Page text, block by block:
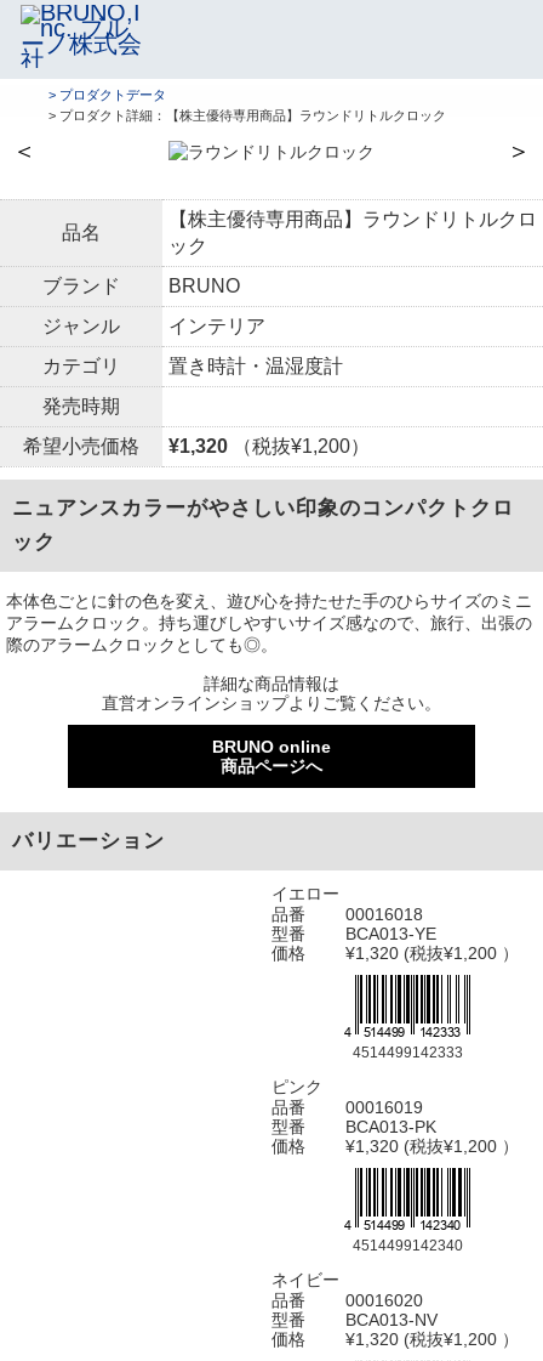
> プロダクトデータ
> プロダクト詳細：【株主優待専用商品】ラウンドリトルクロック
＜ ＞
品名
【株主優待専用商品】ラウンドリトルクロ
ック
ブランド
BRUNO
ジャンル
インテリア
カテゴリ
置き時計・温湿度計
発売時期
希望小売価格
¥1,320 （税抜¥1,200）
ニュアンスカラーがやさしい印象のコンパクトクロ
ック
本体色ごとに針の色を変え、遊び心を持たせた手のひらサイズのミニ
アラームクロック。持ち運びしやすいサイズ感なので、旅行、出張の
際のアラームクロックとしても◎。
詳細な商品情報は
直営オンラインショップよりご覧ください。
BRUNO online
商品ページへ
バリエーション
イエロー
品番
00016018
型番
BCA013-YE
価格
¥1,320 (税抜¥1,200 ）
4514499142333
ピンク
品番
00016019
型番
BCA013-PK
価格
¥1,320 (税抜¥1,200 ）
4514499142340
ネイビー
品番
00016020
型番
BCA013-NV
価格
¥1,320 (税抜¥1,200 ）